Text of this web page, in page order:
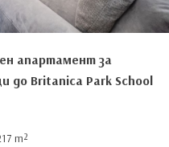
апартамент за
до Britanica Park School
m²